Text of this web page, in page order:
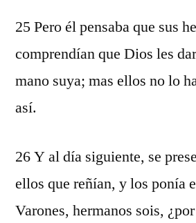
25 Pero él pensaba que sus
comprendían que Dios les
mano suya; mas ellos no lo
así.
26 Y al día siguiente, se
ellos que reñían, y los ponía
Varones, hermanos sois,